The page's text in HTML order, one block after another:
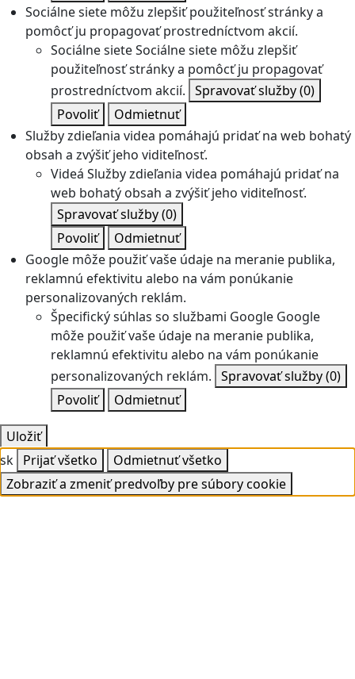
Sociálne siete môžu zlepšiť použiteľnosť stránky a
pomôcť ju propagovať prostredníctvom akcií.
Sociálne sieteSociálne siete môžu zlepšiť
použiteľnosť stránky a pomôcť ju propagovať
prostredníctvom akcií. Spravovať služby(0)
Povoliť
Odmietnuť
Služby zdieľania videa pomáhajú pridať na web bohatý
obsah a zvýšiť jeho viditeľnosť.
Videá Služby zdieľania videa pomáhajú pridať na
web bohatý obsah a zvýšiť jeho viditeľnosť.
Spravovať služby(0)
Povoliť
Odmietnuť
Google môže použiť vaše údaje na meranie publika,
reklamnú efektivitu alebo na vám ponúkanie
personalizovaných reklám.
Špecifický súhlas so službami Google Google
môže použiť vaše údaje na meranie publika,
reklamnú efektivitu alebo na vám ponúkanie
personalizovaných reklám. Spravovať služby(0)
Povoliť
Odmietnuť
Uložiť
sk Prijať všetko
Odmietnuť všetko
Zobraziť a zmeniť predvoľby pre súbory cookie